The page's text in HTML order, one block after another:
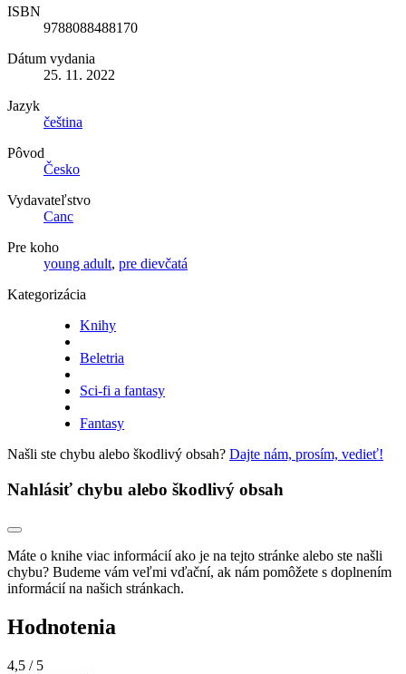
ISBN
9788088488170
Dátum vydania
25. 11. 2022
Jazyk
čeština
Pôvod
Česko
Vydavateľstvo
Canc
Pre koho
young adult, pre dievčatá
Kategorizácia
Knihy
Beletria
Sci-fi a fantasy
Fantasy
Našli ste chybu alebo škodlivý obsah? Dajte nám, prosím, vedieť!
Nahlásiť chybu alebo škodlivý obsah
Máte o knihe viac informácií ako je na tejto stránke alebo ste našli
chybu? Budeme vám veľmi vďační, ak nám pomôžete s doplnením
informácií na našich stránkach.
Hodnotenia
4,5 / 5